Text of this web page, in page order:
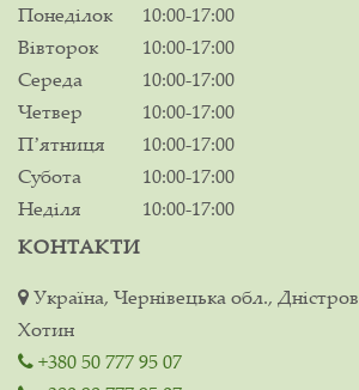
Понеділок
10:00-17:00
Вівторок
10:00-17:00
Середа
10:00-17:00
Четвер
10:00-17:00
Пʼятниця
10:00-17:00
Субота
10:00-17:00
Неділя
10:00-17:00
КОНТАКТИ
Україна, Чернівецька обл.,
Хотин
+380 50 777 95 07